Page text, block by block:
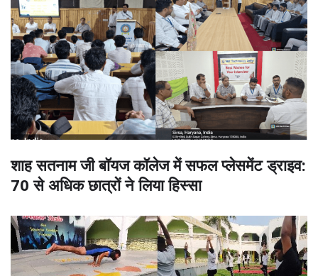
शाह सतनाम जी बॉयज कॉलेज में सफल प्लेसमेंट ड्राइव:
70 से अधिक छात्रों ने लिया हिस्सा